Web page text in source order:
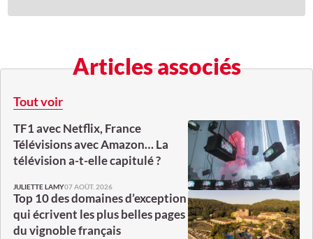
Articles associés
Tout voir
TF1 avec Netflix, France
Télévisions avec Amazon… La
télévision a-t-elle capitulé ?
JULIETTE LAMY07 AOÛT. 2026
Top 10 des domaines d’exception
qui écrivent les plus belles pages
du vignoble français